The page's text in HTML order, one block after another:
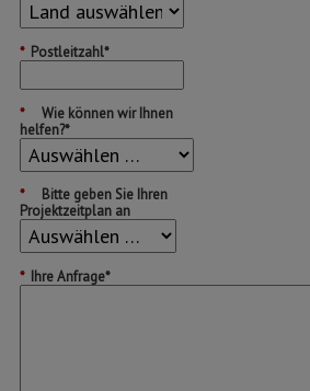
* Postleitzahl*
*
Wie können wir Ihnen
helfen?*
*
Bitte geben Sie Ihren
Projektzeitplan an
* Ihre Anfrage*